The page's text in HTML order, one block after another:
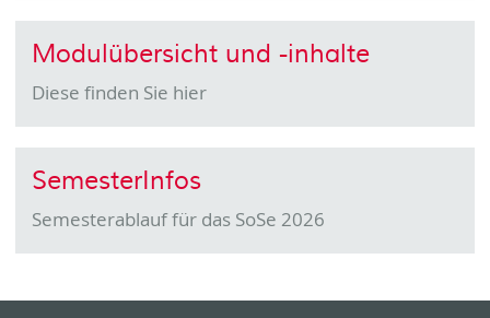
Modulübersicht und -inhalte
Diese finden Sie hier
SemesterInfos
Semesterablauf für das SoSe 2026